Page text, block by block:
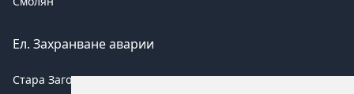
Ел. Захранване аварии
Стара Загора